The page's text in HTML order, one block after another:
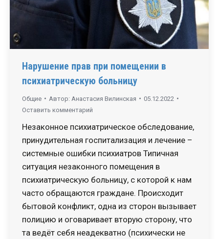
Нарушение прав при помещении в
психиатрическую больницу
Общие Автор: Анастасия Вилинская
05.12.2022
Оставить комментарий
Незаконное психиатрическое обследование,
принудительная госпитализация и лечение –
системные ошибки психиатров Типичная
ситуация незаконного помещения в
психиатрическую больницу, с которой к нам
часто обращаются граждане. Происходит
бытовой конфликт, одна из сторон вызывает
полицию и оговаривает вторую сторону, что
та ведёт себя неадекватно (психически не